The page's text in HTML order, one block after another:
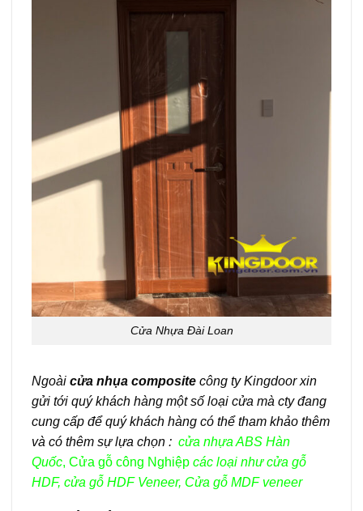
Cửa Nhựa Đài Loan
Ngoài cửa nhụa composite công ty Kingdoor xin
gửi tới quý khách hàng một số loại cửa mà cty đang
cung cấp để quý khách hàng có thể tham khảo thêm
và có thêm sự lựa chọn : cửa nhựa ABS Hàn
Quốc, Cửa gỗ công Nghiệp các loại nhưcửa gỗ
HDF, cửa gỗ HDF Veneer, Cửa gỗ MDF veneer